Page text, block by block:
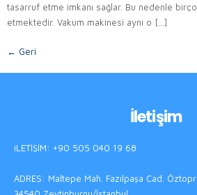
tasarruf etme imkanı sağlar. Bu nedenle
etmektedir. Vakum makinesi aynı o […]
← Geri
İletişim
iLETİŞİM: +90 505 040 19 68
ADRES: Maltepe Mah. Fazılpaşa Cad.